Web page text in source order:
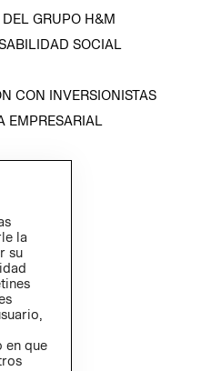
GRUPO H&M
SOCIAL
CON INVERSIONISTAS
EMPRESARIAL
la
su
en que